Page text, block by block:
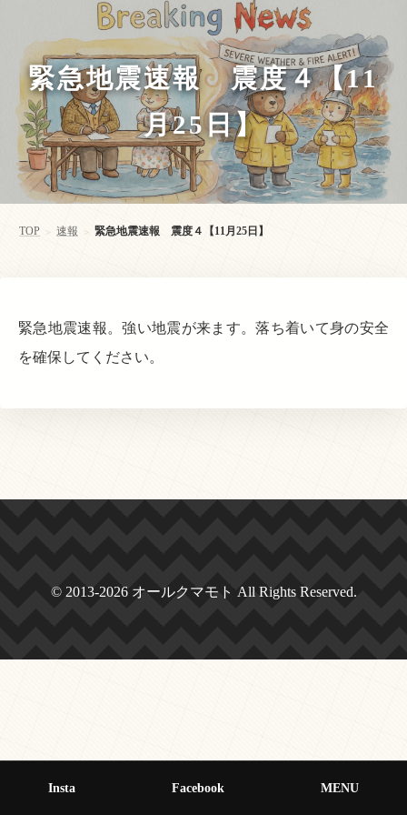
緊急地震速報 震度４【11
月25日】
TOP > 速報 > 緊急地震速報 震度４【11月25日】
緊急地震速報。強い地震が来ます。落ち着いて身の安全
を確保してください。
© 2013-2026 オールクマモト All Rights Reserved.
Insta Facebook MENU